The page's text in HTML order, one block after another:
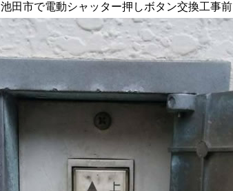
池田市で電動シャッター押しボタン交換工事前